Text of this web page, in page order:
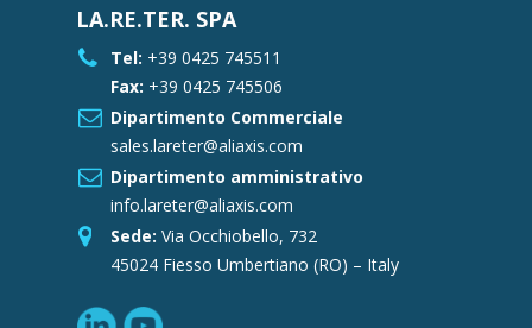
LA.RE.TER. SPA
Tel: +39 0425 745511
Fax: +39 0425 745506
Dipartimento Commerciale
sales.lareter@aliaxis.com
Dipartimento amministrativo
info.lareter@aliaxis.com
Sede: Via Occhiobello, 732
45024 Fiesso Umbertiano (RO) – Italy